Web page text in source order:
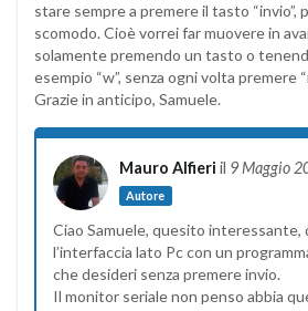
stare sempre a premere il tasto “invio”,
scomodo. Cioè vorrei far muovere in
solamente premendo un tasto o
esempio “w”, senza ogni volta premere
Grazie in anticipo, Samuele.
Mauro Alfieri il 9 Maggio
Autore
Ciao Samuele, quesito interessante,
l’interfaccia lato Pc con un
che desideri senza premere invio.
Il monitor seriale non penso abbia